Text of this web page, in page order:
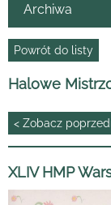
Archiwa
Powrót do listy
Halowe
< Zobacz
XLIV HMP